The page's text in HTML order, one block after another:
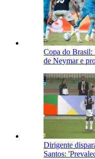
Copa do Brasil:
de Neymar e
Dirigente
Santos: